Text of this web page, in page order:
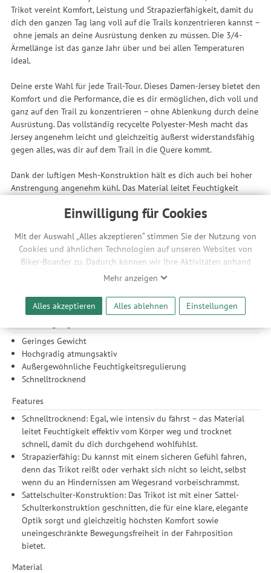
Einwilligung für Cookies
Mit der Auswahl „Alles akzeptieren“ stimmen Sie der Nutzung von
Cookies und ähnlichen Technologien auf unseren Websites von
Biker-Boarder zu. Dadurch können wir Ihre Aktivitäten anhand
Ihrer Geräte- und Browsereinstellungen nachvollziehen. Dies
ermöglicht es uns, anhand ihrer Interessen nutzungsbasierte
Werbeanzeigen für Sie bereitzustellen sowie Funktionalitäten
unserer Website sicherzustellen und stetig zu verbessern. Dabei
werden Ihre Daten auch an Drittanbieter und Werbepartner
weitergegeben. Die Verarbeitung erfolgt ausschließlich zum
Zwecke der Einbindung von Streaming-Inhalten und der
Durchführung von statistischer Analyse, Reichweitenmessungen,
Produktempfehlungen und nutzungsbasierter Werbung.
und der Speicherdauer finden Sie unter Einstellungen. Diese
Einwilligung ist freiwillig, für die Nutzung unserer Website nicht
erforderlich und gilt, bis sie widerrufen wird. Sie können Ihre
Einwilligung unter Einstellungen lediglich für bestimmte
Drittanbieter erteilen und jederzeit für die Zukunft widerrufen.
Mehr anzeigen
Alles akzeptieren Alles ablehnen Einstellungen
Trikot vereint Komfort, Leistung und Strapazierfähigkeit, damit du
dich den ganzen Tag lang voll auf die Trails konzentrieren kannst –
ohne jemals an deine Ausrüstung denken zu müssen. Die 3/4-
Ärmellänge ist das ganze Jahr über und bei allen Temperaturen
ideal.
Deine erste Wahl für jede Trail-Tour. Dieses Damen-Jersey bietet den
Komfort und die Performance, die es dir ermöglichen, dich voll und
ganz auf den Trail zu konzentrieren – ohne Ablenkung durch deine
Ausrüstung. Das vollständig recycelte Polyester-Mesh macht das
Jersey angenehm leicht und gleichzeitig äußerst widerstandsfähig
gegen alles, was dir auf dem Trail in die Quere kommt.
Dank der luftigen Mesh-Konstruktion hält es dich auch bei hoher
Anstrengung angenehm kühl. Das Material leitet Feuchtigkeit
und komfortabel unterwegs bist.
Der Sattelschulter-Schnitt sorgt für eine saubere, sportliche Optik
und bietet maximale Bewegungsfreiheit in der Fahrposition. Locker
genug, um Protektoren darunter zu tragen, aber dennoch
enganliegend genug, um nicht zu flattern – das perfekte Jersey für
machen zu müssen.
Geringes Gewicht
Hochgradig atmungsaktiv
Außergewöhnliche Feuchtigkeitsregulierung
Schnelltrocknend
Features
Schnelltrocknend: Egal, wie intensiv du fährst – das Material
leitet Feuchtigkeit effektiv vom Körper weg und trocknet
schnell, damit du dich durchgehend wohlfühlst.
Strapazierfähig: Du kannst mit einem sicheren Gefühl fahren,
denn das Trikot reißt oder verhakt sich nicht so leicht, selbst
wenn du an Hindernissen am Wegesrand vorbeischrammst.
Sattelschulter-Konstruktion: Das Trikot ist mit einer Sattel-
Schulterkonstruktion geschnitten, die für eine klare, elegante
Optik sorgt und gleichzeitig höchsten Komfort sowie
uneingeschränkte Bewegungsfreiheit in der Fahrposition
bietet.
Material